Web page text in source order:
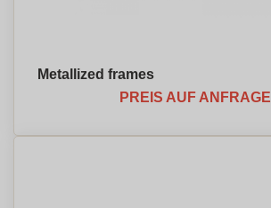
Metallized frames
PREIS AUF ANFRAGE